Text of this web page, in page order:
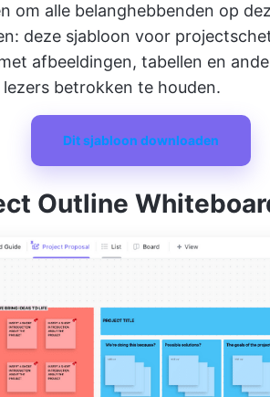
om alle belanghebbenden op
deze sjabloon voor
afbeeldingen, tabellen en
betrokken te houden.
Dit sjabloon downloaden
Outline